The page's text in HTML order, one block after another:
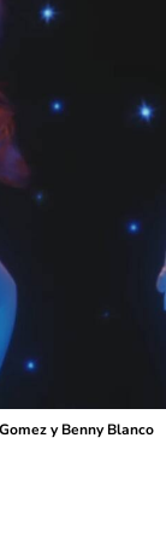
y Benny Blanco